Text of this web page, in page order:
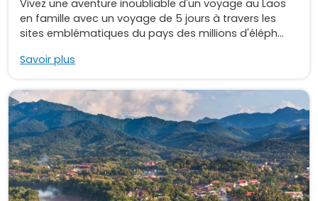
Vivez une aventure inoubliable d'un voyage au Laos
en famille avec un voyage de 5 jours à travers les
sites emblématiques du pays des millions d'éléph...
Savoir plus